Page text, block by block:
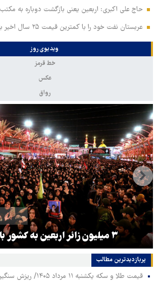
حاج علی اکبری: اربعین یعنی بازگشت دوباره به
عربستان نفت خود را با کمترین قیمت ۲۵ سال اخیر به آسیا عرضه کرد
ویدیوی روز
خط قرمز
عکس
رواق
۳ میلیون زائر اربعین به کشور بازگشتند
پربازدیدترین‌ مطالب
قیمت طلا و سکه یکشنبه ۱۱ مرداد ۱۴۰۵/ ریزش سنگین سکه امامی